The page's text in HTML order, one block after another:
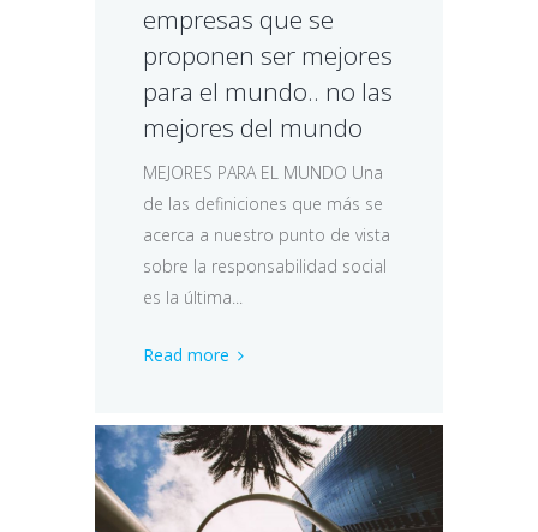
empresas que se
proponen ser mejores
para el mundo.. no las
mejores del mundo
MEJORES PARA EL MUNDO Una
de las definiciones que más se
acerca a nuestro punto de vista
sobre la responsabilidad social
es la última...
Read more